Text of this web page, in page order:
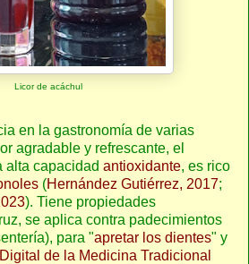
Licor de acáchul
en la gastronomía de varias
agradable y refrescante, el
alta capacidad antioxidante, es rico
(Hernández Gutiérrez, 2017;
). Tiene propiedades
se aplica contra padecimientos
para "apretar los dientes" y
de la Medicina Tradicional